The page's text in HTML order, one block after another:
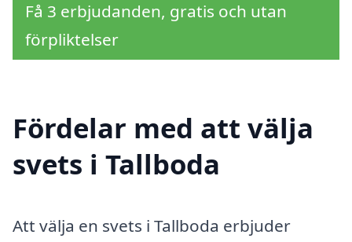
Få 3 erbjudanden, gratis och utan
förpliktelser
Fördelar med att välja
svets i Tallboda
Att välja en svets i Tallboda erbjuder